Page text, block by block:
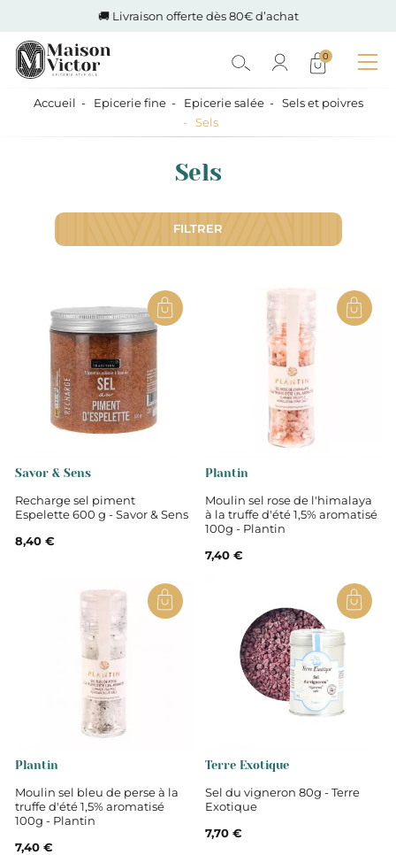
🚚 Livraison offerte dès 80€ d’achat
0
Accueil Epicerie fine Epicerie salée
Sels et poivres
Sels
Sels
FILTRER
Savor & Sens
Recharge sel piment
Espelette 600 g - Savor & Sens
8,40 €
Plantin
Moulin sel rose de l'himalaya
à la truffe d'été 1,5% aromatisé
100g - Plantin
7,40 €
Plantin
Moulin sel bleu de perse à la
truffe d'été 1,5% aromatisé
100g - Plantin
7,40 €
Terre Exotique
Sel du vigneron 80g - Terre
Exotique
7,70 €